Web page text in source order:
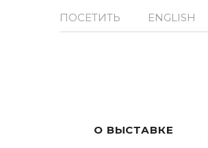
ПОСЕТИТЬ ENGLISH
О ВЫСТАВКЕ